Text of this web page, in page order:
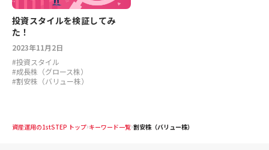
投資スタイルを検証してみ
た！
2023年11月2日
#投資スタイル
#成長株（グロース株）
#割安株（バリュー株）
資産運用の1stSTEP トップ キーワード一覧 割安株（バリュー株）